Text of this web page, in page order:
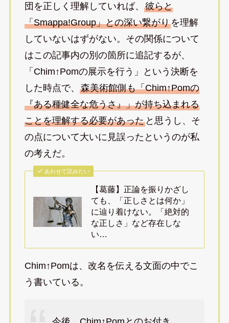
団を正しく理解していれば、 彼らと
「Smappa!Group」との深い繋がりを理解
していないはずがない。その関係について
はこの記事内の別の箇所に追記するが、
「Chim↑Pomの展示を行う」という決断を
した時点で、 森美術館側も「Chim↑Pomの
『ある種健全な危うさ』」が持ち込まれる
ことを理解する必要があったと思うし、そ
の点について大いに見誤ったというのが私
の考えだ。
あわせて読みたい
【葛藤】正論を振りかざし
ても、「正しさとは何か」
に辿り着けない。「絶対的
な正しさ」など存在しな
い…
Chim↑Pomは、改名を伝える文面の中でこ
う書いている。